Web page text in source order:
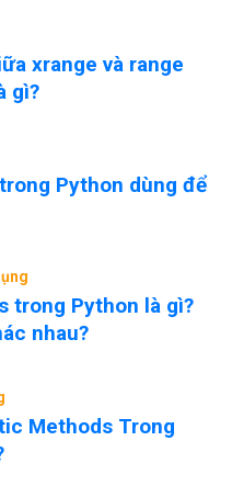
xrange và range
gì?
Python dùng để
trong Python là gì?
nhau?
Methods Trong